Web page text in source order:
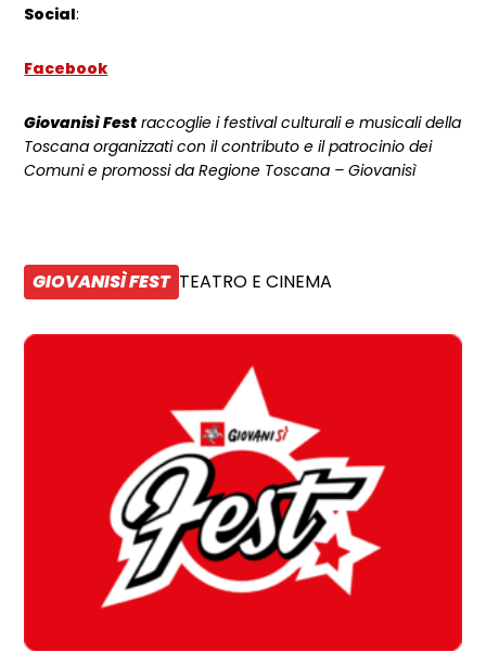
Social:
Facebook
Giovanisì Fest raccoglie i festival culturali e musicali della
Toscana organizzati con il contributo e il patrocinio dei
Comuni e promossi da Regione Toscana – Giovanisì
CATEGORIA:
GIOVANISÌ FEST Tipologia:
TEATRO E CINEMA